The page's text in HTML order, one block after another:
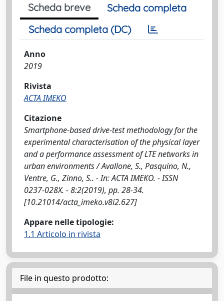
Scheda breve
Scheda completa
Scheda completa (DC)
Anno
2019
Rivista
ACTA IMEKO
Citazione
Smartphone-based drive-test methodology for the
experimental characterisation of the physical layer
and a performance assessment of LTE networks in
urban environments / Avallone, S., Pasquino, N.,
Ventre, G., Zinno, S.. - In: ACTA IMEKO. - ISSN
0237-028X. - 8:2(2019), pp. 28-34.
[10.21014/acta_imeko.v8i2.627]
Appare nelle tipologie:
1.1 Articolo in rivista
File in questo prodotto: